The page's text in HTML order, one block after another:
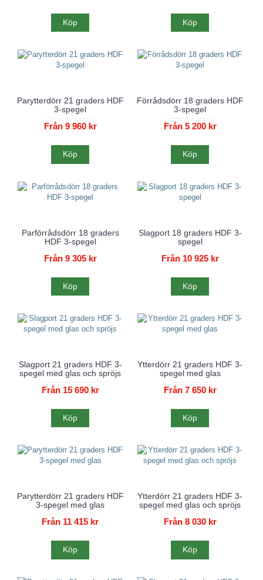
Köp Köp
Parytterdörr 21 graders HDF
3-spegel
Från 9 960 kr
Köp
Förrådsdörr 18 graders HDF
3-spegel
Från 5 200 kr
Köp
Parförrådsdörr 18 graders
HDF 3-spegel
Från 9 305 kr
Köp
Slagport 18 graders HDF 3-
spegel
Från 10 925 kr
Köp
Slagport 21 graders HDF 3-
spegel med glas och spröjs
Från 15 690 kr
Köp
Ytterdörr 21 graders HDF 3-
spegel med glas
Från 7 650 kr
Köp
Parytterdörr 21 graders HDF
3-spegel med glas
Från 11 415 kr
Köp
Ytterdörr 21 graders HDF 3-
spegel med glas och spröjs
Från 8 030 kr
Köp